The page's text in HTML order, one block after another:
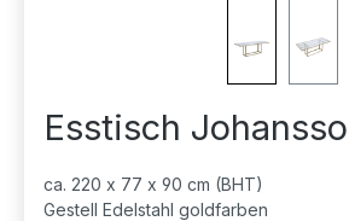
Esstisch
ca. 220 x 77 x 90 cm (BHT)
Gestell Edelstahl goldfarben